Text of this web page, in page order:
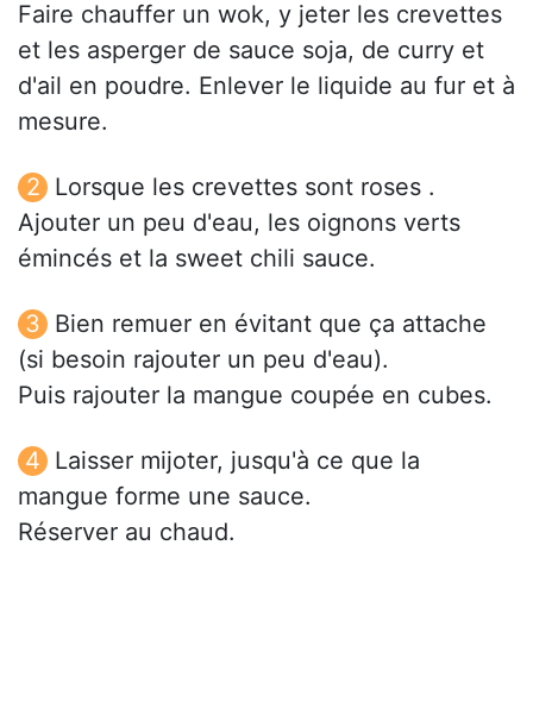
Faire chauffer un wok, y jeter les crevettes
et les asperger de sauce soja, de curry et
d'ail en poudre. Enlever le liquide au fur et à
mesure.
Lorsque les crevettes sont roses .
Ajouter un peu d'eau, les oignons verts
émincés et la sweet chili sauce.
Bien remuer en évitant que ça attache
(si besoin rajouter un peu d'eau).
Puis rajouter la mangue coupée en cubes.
Laisser mijoter, jusqu'à ce que la
mangue forme une sauce.
Réserver au chaud.